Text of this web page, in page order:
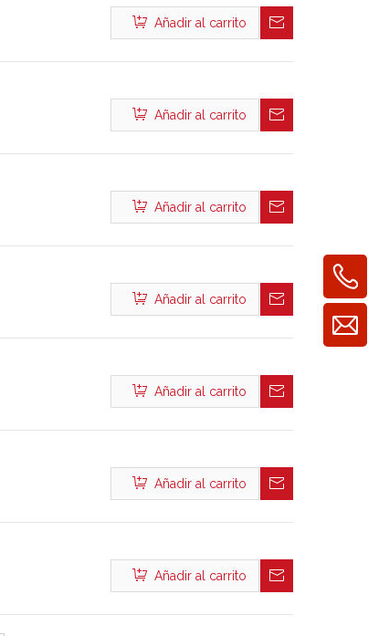
Añadir al carrito
Añadir al carrito
Añadir al carrito
Añadir al carrito
Añadir al carrito
Añadir al carrito
Añadir al carrito